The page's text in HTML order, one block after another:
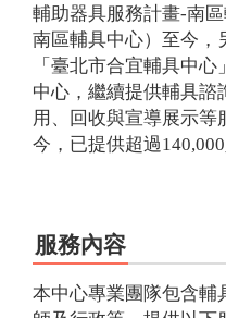
輔助器具服務計畫-南
南區輔具中心）至今，
「臺北市合宜輔具中
中心，繼續提供輔具諮
用、回收與宣導展示等
今，已提供超過
服務內容
本中心專業團隊包含輔